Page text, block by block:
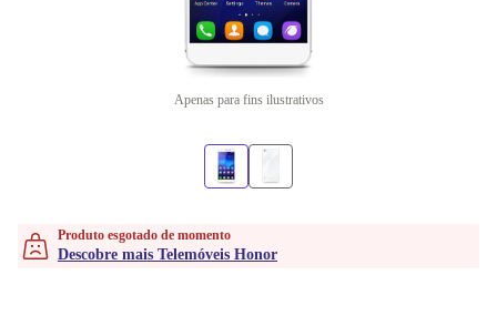
Apenas para fins ilustrativos
Produto esgotado de momento
Descobre mais Telemóveis Honor